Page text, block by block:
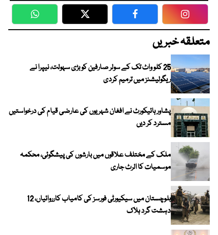
WhatsApp Twitter Facebook
متعلقہ خبریں
25 کلو واٹ تک کے سولر صارفین کو بڑی سہولت، نیپرا نے
ریگولیشنز میں ترمیم کردی
پشاور ہائیکورٹ نے افغان شہریوں کی عارضی قیام کی درخواستیں
مسترد کر دیں
ملک کے مختلف علاقوں میں بارشوں کی پیشگوئی، محکمہ
موسمیات کا الرٹ جاری
بلوچستان میں سیکیورٹی فورسز کی کامیاب کارروائیاں، 12
دہشت گرد ہلاک